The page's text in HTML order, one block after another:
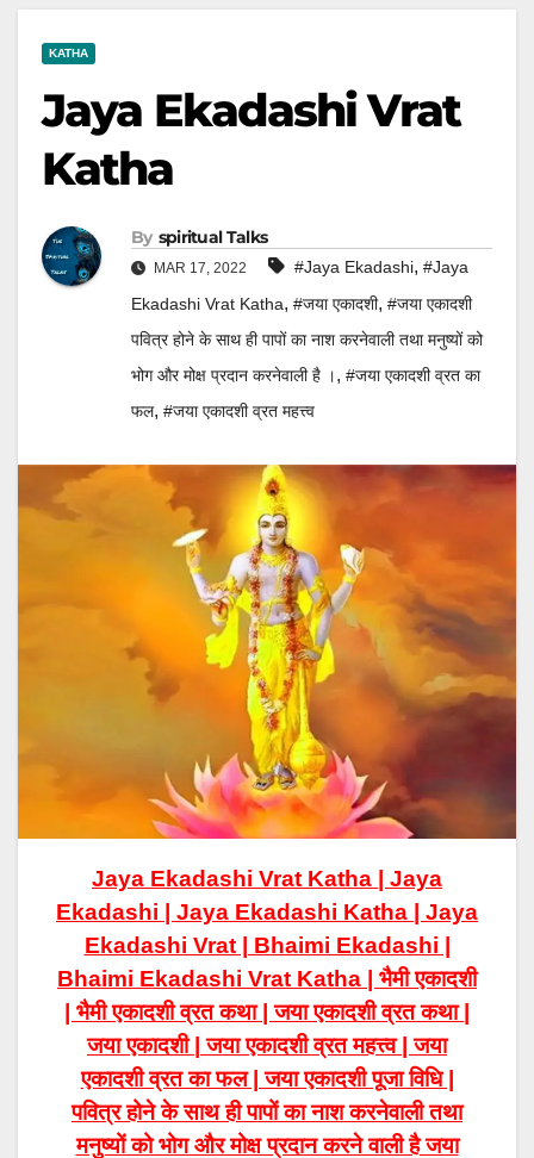
KATHA
Jaya Ekadashi Vrat
Katha
By Spiritual Talks
MAR 17, 2022 #jaya Ekadashi, #Jaya
Ekadashi Vrat Katha, #जया एकादशी, #जया एकादशी
पवित्र होने के साथ ही पापों का नाश करनेवाली तथा मनुष्यों को
भोग और मोक्ष प्रदान करनेवाली है ।, #जया एकादशी व्रत का
फल, #जया एकादशी व्रत महत्त्व
Jaya Ekadashi Vrat Katha | Jaya
Ekadashi | Jaya Ekadashi Katha | Jaya
Ekadashi Vrat | Bhaimi Ekadashi |
Bhaimi Ekadashi Vrat Katha | भैमी एकादशी
| भैमी एकादशी व्रत कथा | जया एकादशी व्रत कथा |
जया एकादशी | जया एकादशी व्रत महत्त्व | जया
एकादशी व्रत का फल | जया एकादशी पूजा विधि |
पवित्र होने के साथ ही पापों का नाश करनेवाली तथा
मनुष्यों को भोग और मोक्ष प्रदान करने वाली है जया